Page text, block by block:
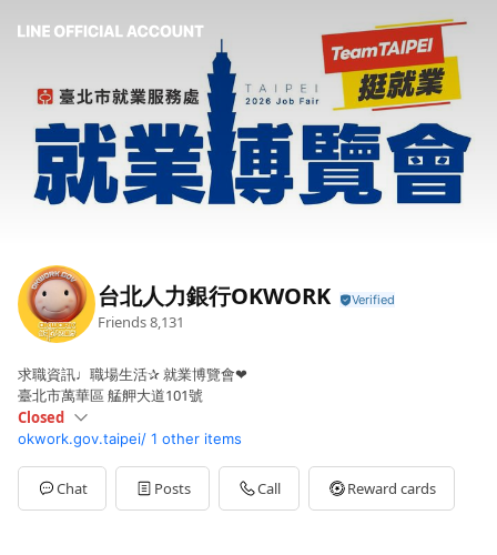
台北人力銀行OKWORK
Friends8,131
求職資訊♩職場生活✰ 就業博覽會❤
臺北市萬華區 艋舺大道101號
Closed
SunClosed
Mon09:00 - 17:00
Tue09:00 - 17:00
Wed09:00 - 17:00
okwork.gov.taipei/ 1 other items
Chat Posts Call Reward cards